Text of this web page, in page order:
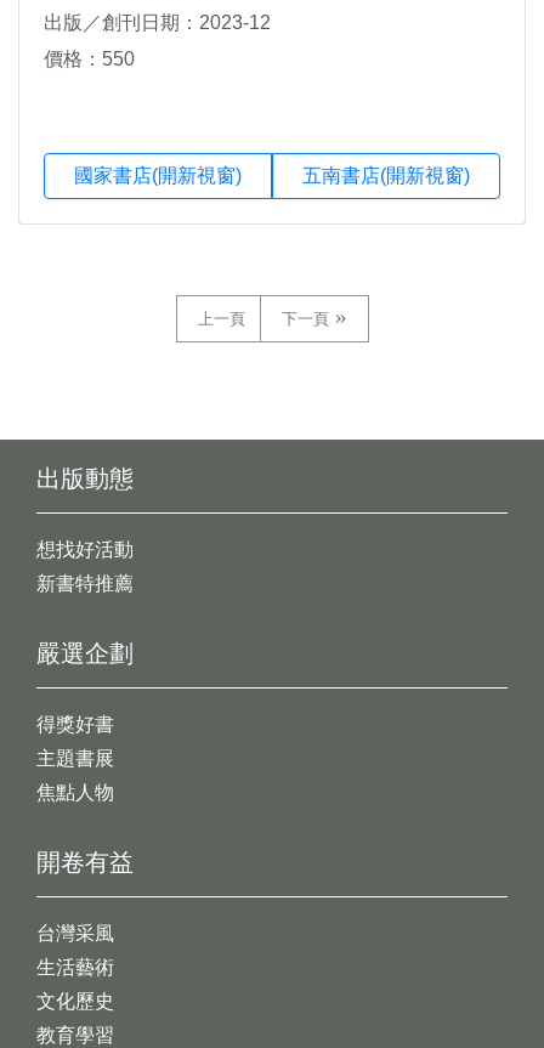
出版／創刊日期：2023-12
價格：550
國家書店(開新視窗) 五南書店(開新視窗)
上一頁 下一頁
出版動態
想找好活動
新書特推薦
開卷有益
台灣采風
生活藝術
文化歷史
教育學習
嚴選企劃
得獎好書
主題書展
焦點人物